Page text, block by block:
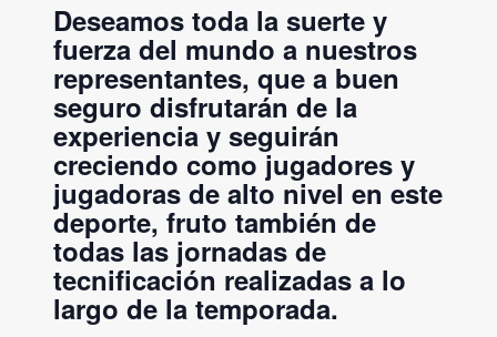
Deseamos toda la suerte y
fuerza del mundo a nuestros
representantes, que a buen
seguro disfrutarán de la
experiencia y seguirán
creciendo como jugadores y
jugadoras de alto nivel en este
deporte, fruto también de
todas las jornadas de
tecnificación realizadas a lo
largo de la temporada.